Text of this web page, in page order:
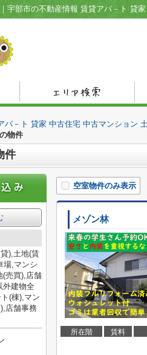
パ－ト 貸家 中古住宅 中古マンション
物件
件
空室物件のみ表示
メゾン林
所在階 賃料
),土地(賃
場,マンシ
(売買),店舗
外建物全
(棟),マン
店舗事務